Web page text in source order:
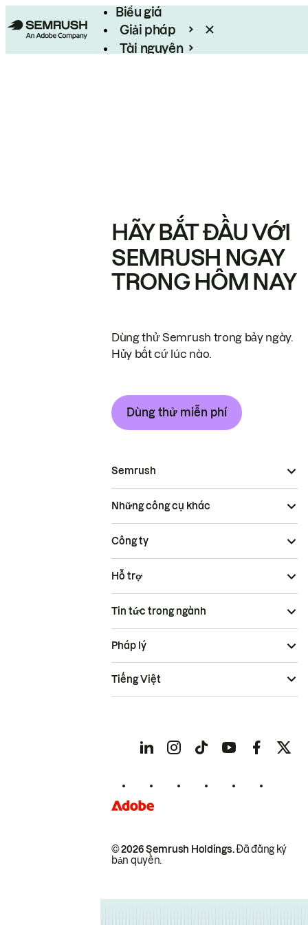
Biểu giá
Giải pháp
Tài nguyên
HÃY BẮT ĐẦU VỚI
SEMRUSH NGAY
TRONG HÔM NAY
Dùng thử Semrush trong bảy ngày.
Hủy bất cứ lúc nào.
Dùng thử miễn phí
Semrush
Những công cụ khác
Công ty
Hỗ trợ
Tin tức trong ngành
© 2026 Semrush Holdings.Đã đăng ký
bản quyền.
Pháp lý
Tiếng Việt